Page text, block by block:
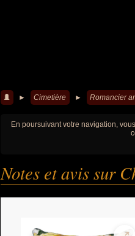
► Cimetière ► Romancier
En poursuivant votre navigation,
Notes et avis sur